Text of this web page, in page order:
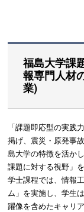
福島大学課
報専門人材
業)
「課題即応型の実践
掲げ、震災・原発事
島大学の特徴を活か
課題に対する視野」
学士課程では、情報
ム」を実施し、学生
躍像を含めたキャリ